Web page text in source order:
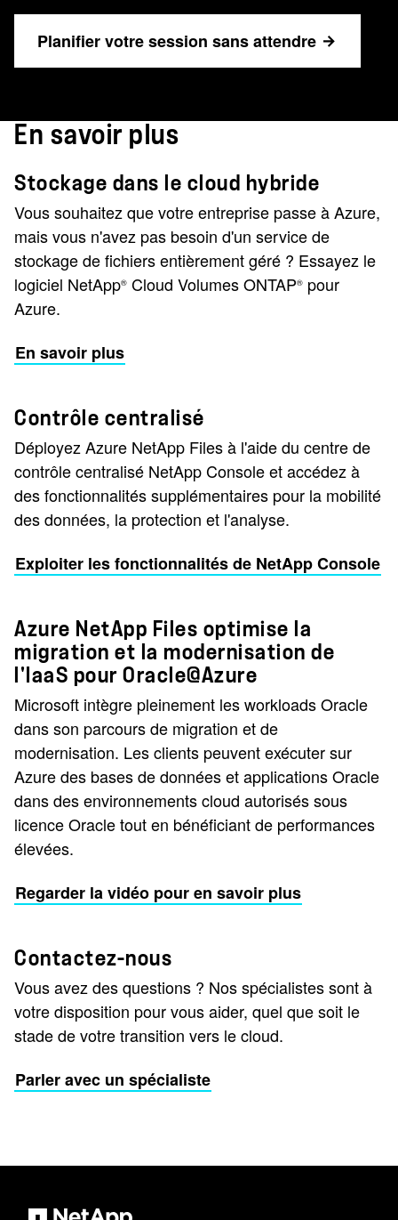
Planifier votre session sans attendre
En savoir plus
Stockage dans le cloud hybride
Vous souhaitez que votre entreprise passe à Azure,
mais vous n'avez pas besoin d'un service de
stockage de fichiers entièrement géré ? Essayez le
logiciel NetApp® Cloud Volumes ONTAP® pour
Azure.
En savoir plus
Contrôle centralisé
Déployez Azure NetApp Files à l'aide du centre de
contrôle centralisé NetApp Console et accédez à
des fonctionnalités supplémentaires pour la mobilité
des données, la protection et l'analyse.
Exploiter les fonctionnalités de NetApp Console
Azure NetApp Files optimise la
migration et la modernisation de
l'IaaS pour Oracle@Azure
Microsoft intègre pleinement les workloads Oracle
dans son parcours de migration et de
modernisation. Les clients peuvent exécuter sur
Azure des bases de données et applications Oracle
dans des environnements cloud autorisés sous
licence Oracle tout en bénéficiant de performances
élevées.
Regarder la vidéo pour en savoir plus
Contactez-nous
Vous avez des questions ? Nos spécialistes sont à
votre disposition pour vous aider, quel que soit le
stade de votre transition vers le cloud.
Parler avec un spécialiste